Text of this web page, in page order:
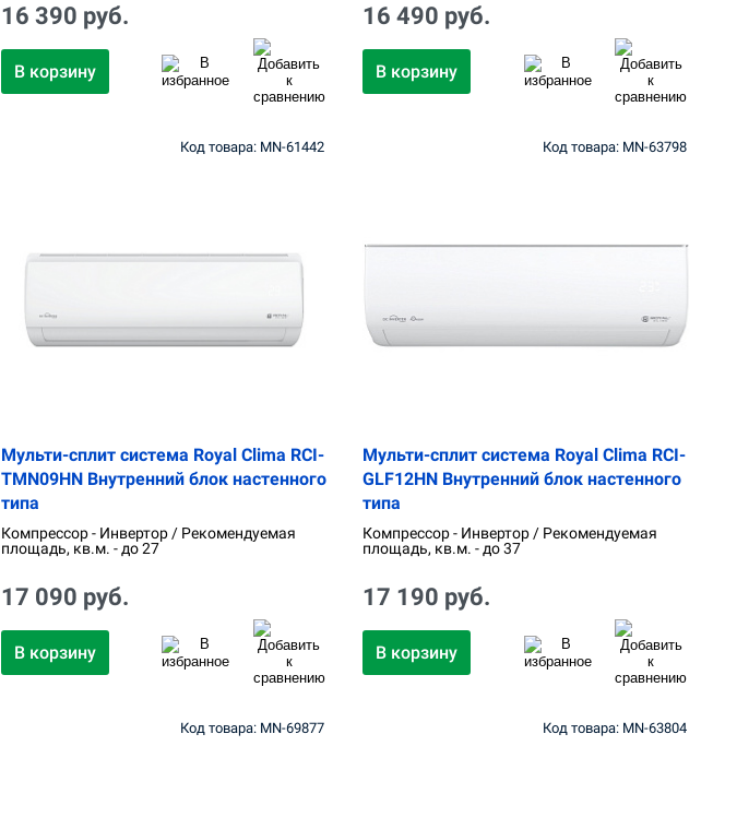
16 390 руб.
В корзину
16 490 руб.
В корзину
Код товара: MN-61442
Мульти-сплит система Royal Clima RCI-
TMN09HN Внутренний блок настенного
типа
Компрессор - Инвертор / Рекомендуемая
площадь, кв.м. - до 27
17 090 руб.
В корзину
Код товара: MN-63798
Мульти-сплит система Royal Clima RCI-
GLF12HN Внутренний блок настенного
типа
Компрессор - Инвертор / Рекомендуемая
площадь, кв.м. - до 37
17 190 руб.
В корзину
Код товара: MN-69877 Код товара: MN-63804